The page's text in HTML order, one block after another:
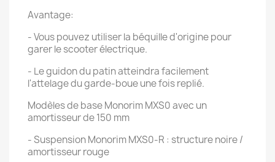
Avantage:
- Vous pouvez utiliser la béquille d'origine pour
garer le scooter électrique.
- Le guidon du patin atteindra facilement
l'attelage du garde-boue une fois replié.
Modèles de base Monorim MXS0 avec un
amortisseur de 150 mm
- Suspension Monorim MXS0-R : structure noire /
amortisseur rouge